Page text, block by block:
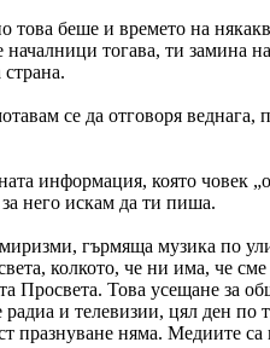
това беше и времето на
тогава, ти замина
се да отговоря
информация, която човек
него искам да ти пиша.
гърмяща музика по
колкото, че ни има, че
Просвета. Това усещане за
и телевизии, цял ден по
празнуване няма. Медиите